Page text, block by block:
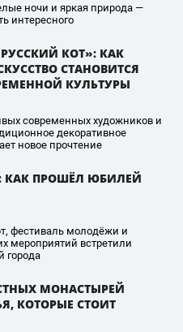
ночи и яркая природа —
интересного
КОТ»: КАК
СТАНОВИТСЯ
КУЛЬТУРЫ
современных художников и
декоративное
новое прочтение
КАК ПРОШЁЛ ЮБИЛЕЙ
фестиваль молодёжи и
мероприятий встретили
города
МОНАСТЫРЕЙ
КОТОРЫЕ СТОИТ